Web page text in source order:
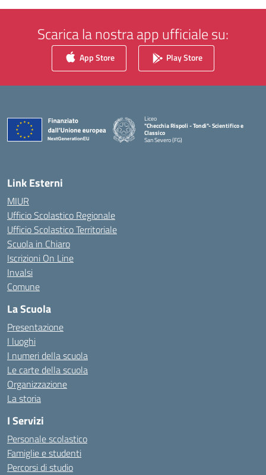
Scarica la nostra app ufficiale su:
App Store Play Store
Liceo
"Checchia Rispoli - Tondi"- Scientifico e
Classico
San Severo (FG)
Link Esterni
MIUR
Ufficio Scolastico Regionale
Ufficio Scolastico Territoriale
Scuola in Chiaro
Iscrizioni On Line
Invalsi
Comune
La Scuola
Presentazione
I luoghi
I numeri della scuola
Le carte della scuola
Organizzazione
La storia
I Servizi
Personale scolastico
Famiglie e studenti
Percorsi di studio